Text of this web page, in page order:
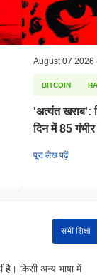
August 07 2026
BITCOIN
'अत्यंत खराब':
दिन में 85
पूरा लेख पढ़ें
सभी शिक्षा
है। किसी अन्य भाषा में